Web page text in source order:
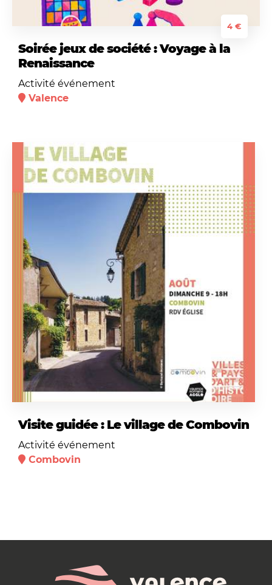
4 €
Soirée jeux de société : Voyage à la
Renaissance
Activité événement
Valence
Visite guidée : Le village de Combovin
Activité événement
Combovin